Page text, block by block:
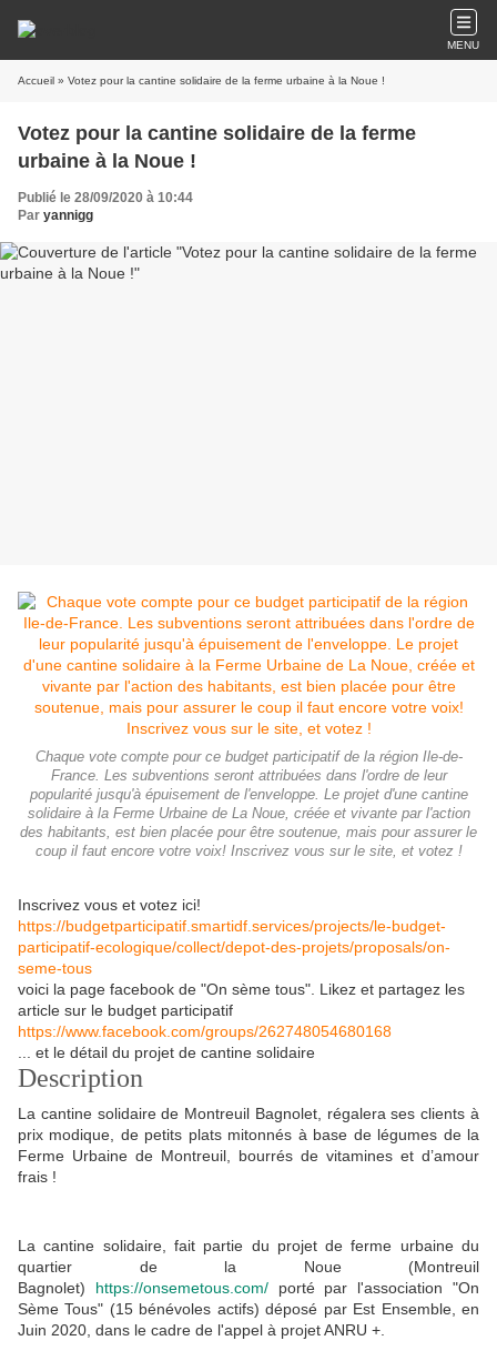
MENU
Accueil » Votez pour la cantine solidaire de la ferme urbaine à la Noue !
Votez pour la cantine solidaire de la ferme
urbaine à la Noue !
Publié le 28/09/2020 à 10:44
Par yannigg
Chaque vote compte pour ce budget participatif de la région Ile-de-
France. Les subventions seront attribuées dans l'ordre de leur
popularité jusqu'à épuisement de l'enveloppe. Le projet d'une cantine
solidaire à la Ferme Urbaine de La Noue, créée et vivante par l'action
des habitants, est bien placée pour être soutenue, mais pour assurer le
coup il faut encore votre voix! Inscrivez vous sur le site, et votez !
Inscrivez vous et votez ici!
https://budgetparticipatif.smartidf.services/projects/le-budget-
participatif-ecologique/collect/depot-des-projets/proposals/on-
seme-tous
voici la page facebook de "On sème tous". Likez et partagez les
article sur le budget participatif
https://www.facebook.com/groups/262748054680168
... et le détail du projet de cantine solidaire
Description
La cantine solidaire de Montreuil Bagnolet, régalera ses clients à
prix modique, de petits plats mitonnés à base de légumes de la
Ferme Urbaine de Montreuil, bourrés de vitamines et d’amour
frais !
La cantine solidaire, fait partie du projet de ferme urbaine du
quartier de la Noue (Montreuil
Bagnolet)
https://onsemetous.com/
porté par l'association "On
Sème Tous" (15 bénévoles actifs) déposé par Est Ensemble, en
Juin 2020, dans le cadre de l'appel à projet ANRU +.